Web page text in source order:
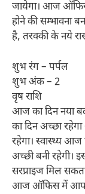
जायेगा। आज
होने की सम्भावना
है, तरक्की के नये
शुभ रंग – पर्पल
शुभ अंक – 2
वृष राशि
आज का दिन नया
का दिन अच्छा
रहेगा। स्वास्थ्य
अच्छी बनी रहेगी।
सरप्राइज मिल
आज ऑफिस में आपके